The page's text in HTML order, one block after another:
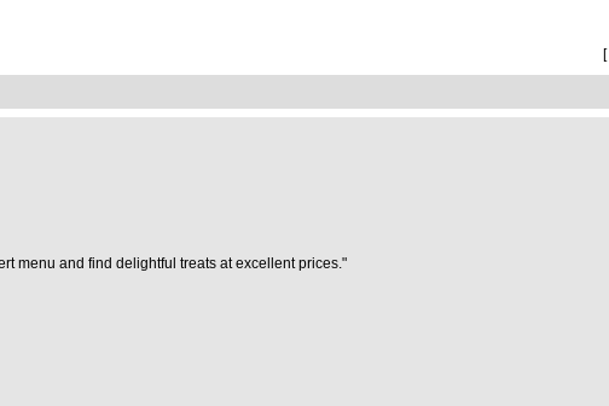
[
menu and find delightful treats at excellent prices."